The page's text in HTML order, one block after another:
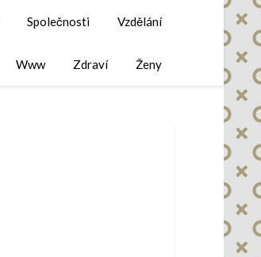
Společnosti Vzdělání
Www Zdraví Ženy